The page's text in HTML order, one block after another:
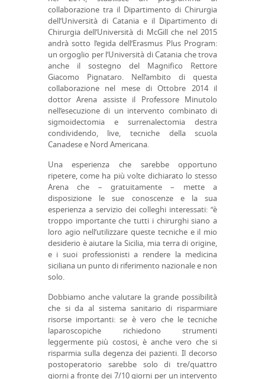
collaborazione tra il Dipartimento di Chirurgia
dell’Università di Catania e il Dipartimento di
Chirurgia dell’Università di McGill che nel 2015
andrà sotto l’egida dell’Erasmus Plus Program:
un orgoglio per l’Università di Catania che trova
anche il sostegno del Magnifico Rettore
Giacomo Pignataro. Nell’ambito di questa
collaborazione nel mese di Ottobre 2014 il
dottor Arena assiste il Professore Minutolo
nell’esecuzione di un intervento combinato di
sigmoidectomia e surrenalectomia destra
condividendo, live, tecniche della scuola
Canadese e Nord Americana.
Una esperienza che sarebbe opportuno
ripetere, come ha più volte dichiarato lo stesso
Arena che – gratuitamente – mette a
disposizione le sue conoscenze e la sua
esperienza a servizio dei colleghi interessati: “è
troppo importante che tutti i chirurghi siano a
loro agio nell’utilizzare queste tecniche e il mio
desiderio è aiutare la Sicilia, mia terra di origine,
e i suoi professionisti a rendere la medicina
siciliana un punto di riferimento nazionale e non
solo.
Dobbiamo anche valutare la grande possibilità
che si da al sistema sanitario di risparmiare
risorse importanti: se è vero che le tecniche
laparoscopiche richiedono strumenti
leggermente più costosi, è anche vero che si
risparmia sulla degenza dei pazienti. Il decorso
postoperatorio sarebbe solo di tre/quattro
giorni a fronte dei 7/10 giorni per un intervento